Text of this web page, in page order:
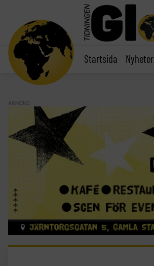
Startsida Nyheter
ANNONS